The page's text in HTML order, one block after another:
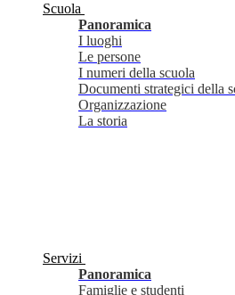
Scuola
Panoramica
I luoghi
Le persone
I numeri della scuola
Documenti strategici della
Organizzazione
La storia
Servizi
Panoramica
Famiglie e studenti